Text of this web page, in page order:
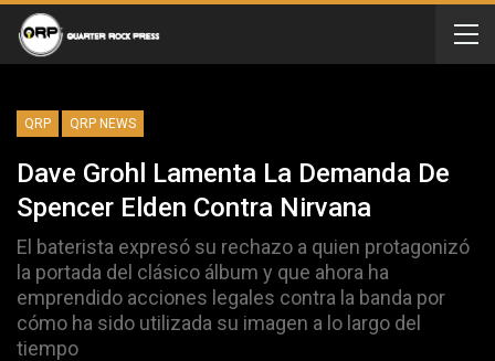
QRP QRP NEWS
Dave Grohl Lamenta La Demanda De
Spencer Elden Contra Nirvana
El baterista expresó su rechazo a quien protagonizó
la portada del clásico álbum y que ahora ha
emprendido acciones legales contra la banda por
cómo ha sido utilizada su imagen a lo largo del
tiempo